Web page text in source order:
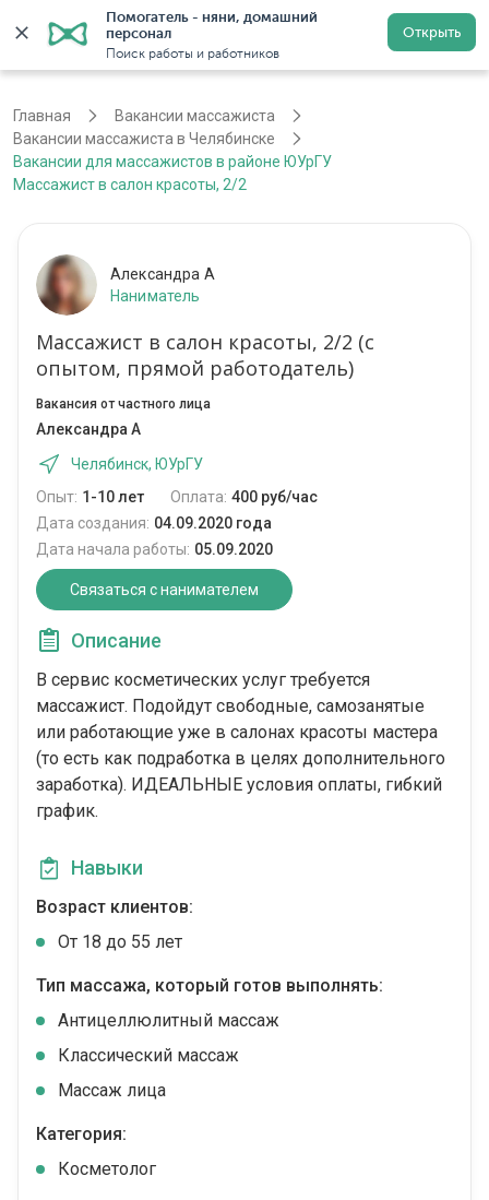
Помогатель - няни, домашний
персонал
Поиск работы и работников
Открыть
Челябинск Регистрация
Главная
Вакансии массажиста
Вакансии массажиста в Челябинске
Вакансии для массажистов в районе ЮУрГУ
Массажист в салон красоты, 2/2
Александра А
Наниматель
Массажист в салон красоты, 2/2 (с
опытом, прямой работодатель)
Вакансия от частного лица
Александра А
Челябинск, ЮУрГУ
Опыт: 1-10 лет Оплата: 400 руб/час
Дата создания: 04.09.2020 года
Дата начала работы: 05.09.2020
Связаться с нанимателем
Описание
В сервис косметических услуг требуется
массажист. Подойдут свободные, самозанятые
или работающие уже в салонах красоты мастера
(то есть как подработка в целях дополнительного
заработка). ИДЕАЛЬНЫЕ условия оплаты, гибкий
график.
Навыки
Возраст клиентов:
От 18 до 55 лет
Тип массажа, который готов выполнять:
Антицеллюлитный массаж
Классический массаж
Массаж лица
Категория:
Косметолог